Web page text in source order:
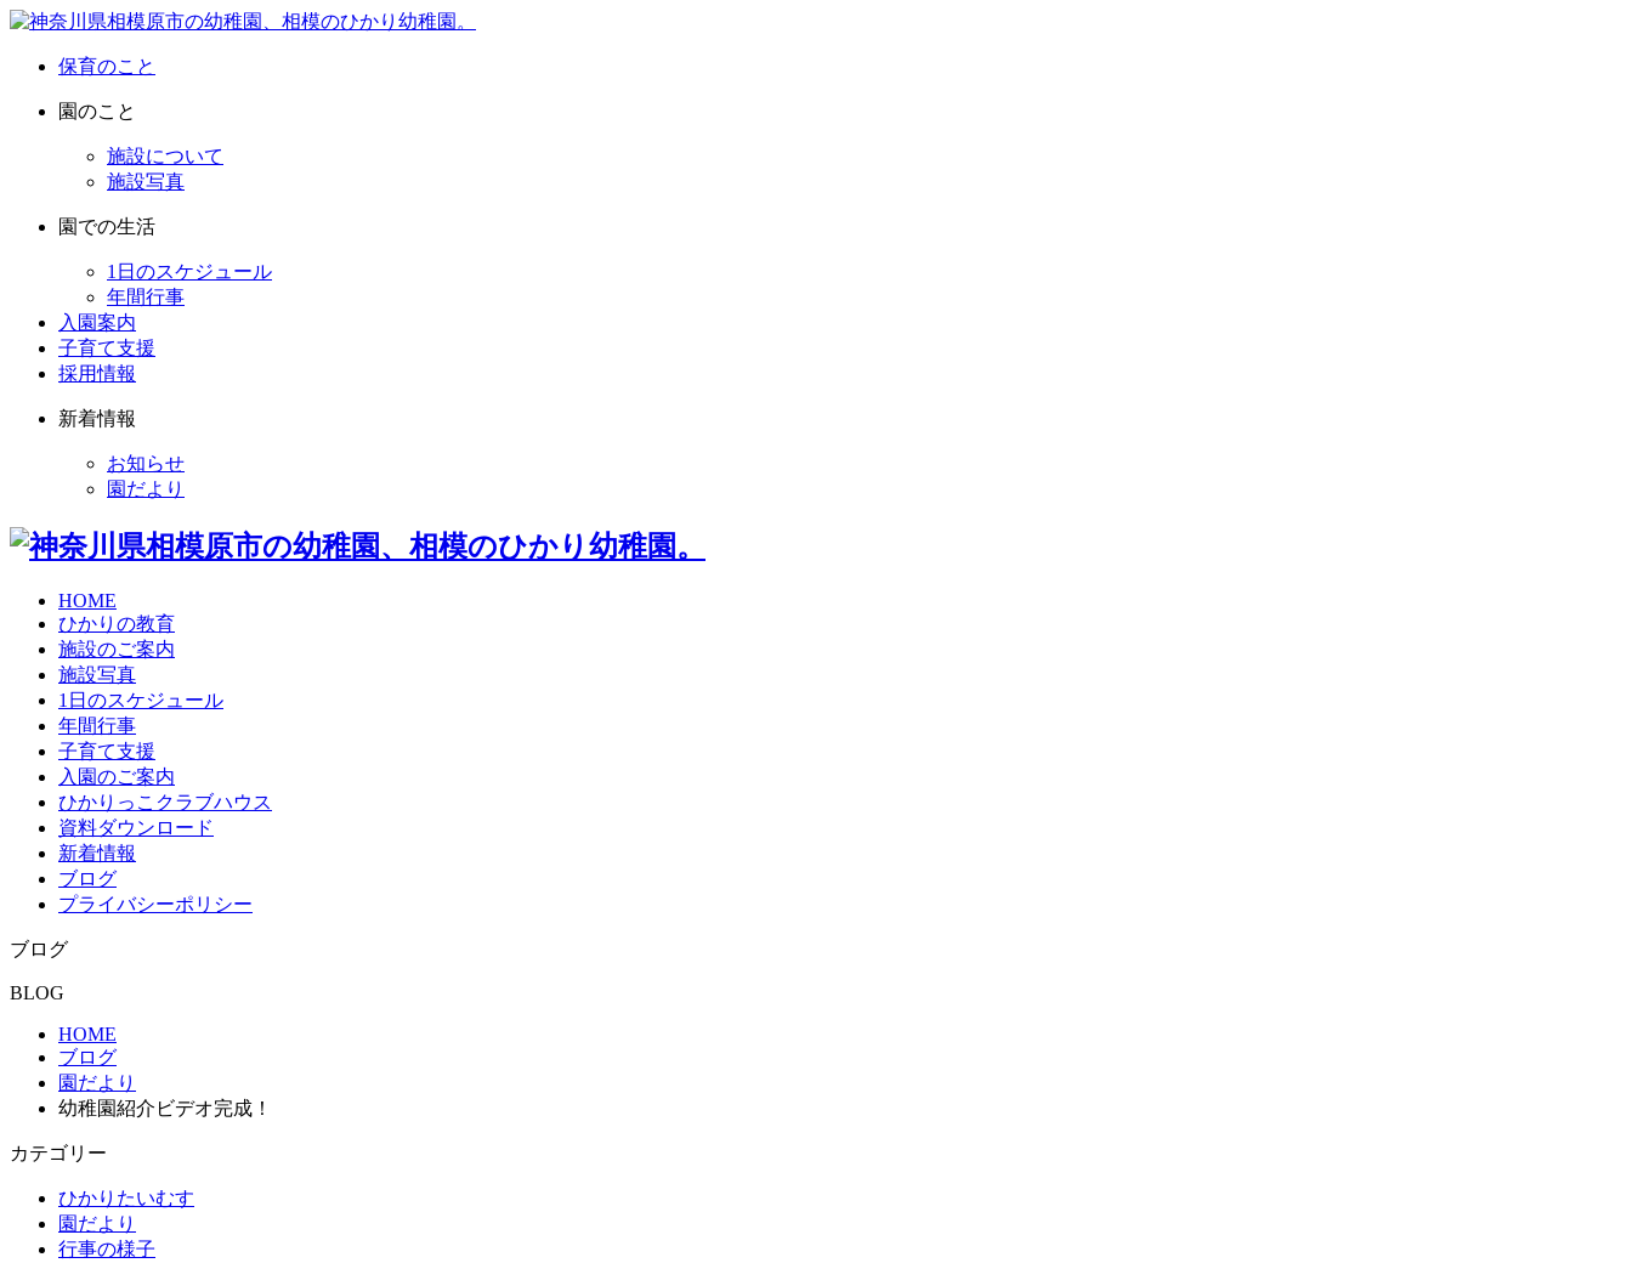
保育のこと
園のこと
施設について
施設写真
園での生活
1日のスケジュール
年間行事
入園案内
子育て支援
採用情報
新着情報
お知らせ
園だより
HOME
ひかりの教育
施設のご案内
施設写真
1日のスケジュール
年間行事
子育て支援
入園のご案内
ひかりっこクラブハウス
資料ダウンロード
新着情報
ブログ
プライバシーポリシー
ブログ
BLOG
HOME
ブログ
園だより
幼稚園紹介ビデオ完成！
カテゴリー
ひかりたいむす
園だより
行事の様子